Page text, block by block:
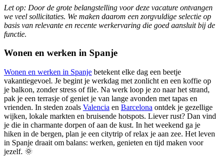
Let op: Door de grote belangstelling voor deze vacature ontvangen
we veel sollicitaties. We maken daarom een zorgvuldige selectie op
basis van relevante en recente werkervaring die goed aansluit bij de
functie.
Wonen en werken in Spanje
Wonen en werken in Spanje betekent elke dag een beetje
vakantiegevoel. Je begint je werkdag met zonlicht en een koffie op
je balkon, zonder stress of file. Na werk loop je zo naar het strand,
pak je een terrasje of geniet je van lange avonden met tapas en
vrienden. In steden zoals Valencia en Barcelona ontdek je gezellige
wijken, lokale markten en bruisende hotspots. Liever rust? Dan vind
je die in charmante dorpen of aan de kust. In het weekend ga je
hiken in de bergen, plan je een citytrip of relax je aan zee. Het leven
in Spanje draait om balans: werken, genieten en tijd maken voor
jezelf. 🌞